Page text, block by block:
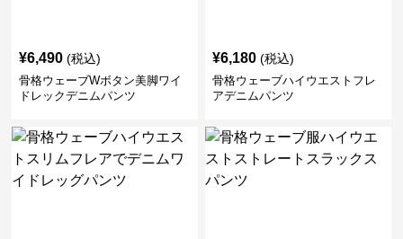
¥6,490 (税込)
骨格ウェーブWボタン美脚ワイ
ドレックデニムパンツ
¥6,180 (税込)
骨格ウェーブハイウエストフレ
アデニムパンツ